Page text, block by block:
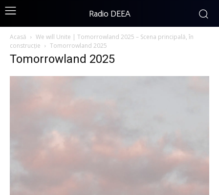
Radio DEEA
Acasă
We will Unite | Tomorrowland 2025 – Scena principală, în
construcție
Tomorrowland 2025
Tomorrowland 2025